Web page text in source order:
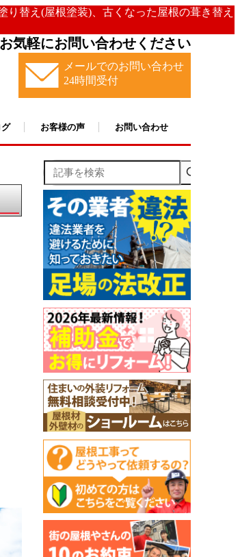
替え(屋根塗装)、古くなった屋根の葺き替え
気軽にお問い合わせください
メールでのお問い合わせ
24時間受付
お客様の声 お問い合わせ
記事を検索